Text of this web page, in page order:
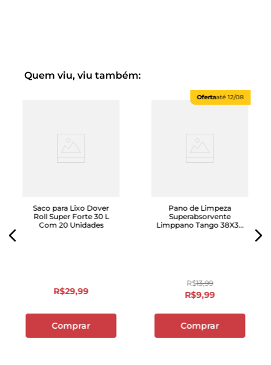
Quem viu, viu também:
Saco para Lixo Dover
Roll Super Forte 30 L
Com 20 Unidades
R$29,99
Comprar
Ofertaaté12/08
Pano de Limpeza
Superabsorvente
Limppano Tango 38X36
R$13,99
R$9,99
Comprar